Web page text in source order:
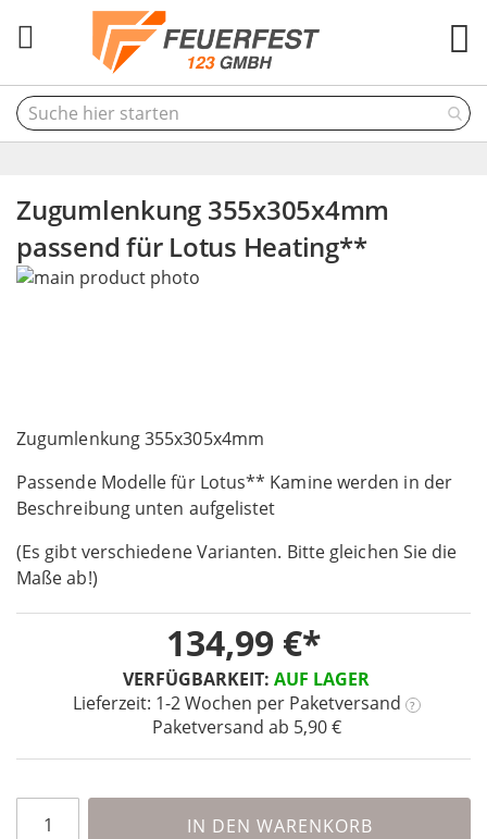
Zugumlenkung 355x305x4mm
passend für Lotus Heating**
Zugumlenkung 355x305x4mm
Passende Modelle für Lotus** Kamine werden in der
Beschreibung unten aufgelistet
(Es gibt verschiedene Varianten. Bitte gleichen Sie die
Maße ab!)
VERFÜGBARKEIT: AUF LAGER
Lieferzeit: 1-2 Wochen per Paketversand ?
Paketversand ab 5,90 €
134,99 €
IN DEN WARENKORB
Skip
gallery
to
beginning
of
images
gallery